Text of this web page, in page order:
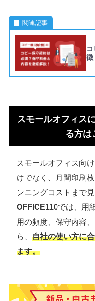
関連記事
徴
スモールオフィス
る方は
スモールオフィス向
けでなく、月間印刷
ンニングコストまで
OFFICE110では、用
用の頻度、保守内容
ら、 自社の使い方に
ます。